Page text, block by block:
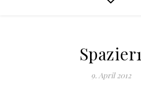
Spazier1
9. April 2012